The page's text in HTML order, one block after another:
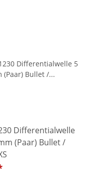
Differentialwelle
(Paar) Bullet /